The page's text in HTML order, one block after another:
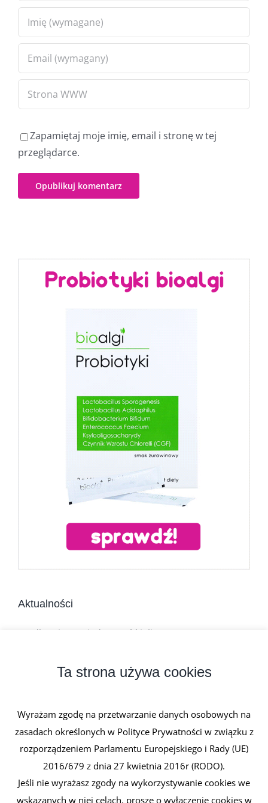
Zapamiętaj moje imię, email i stronę w tej
przeglądarce.
Aktualności
Jadłospis na niedrożność jelit
Atonia jelit
Perforacja jelita
Ta strona używa cookies
Wyrażam zgodę na przetwarzanie danych osobowych na
zasadach określonych w Polityce Prywatności w związku z
rozporządzeniem Parlamentu Europejskiego i Rady (UE)
2016/679 z dnia 27 kwietnia 2016r (RODO).
Jeśli nie wyrażasz zgody na wykorzystywanie cookies we
wskazanych w niej celach, proszę o wyłączenie cookies w